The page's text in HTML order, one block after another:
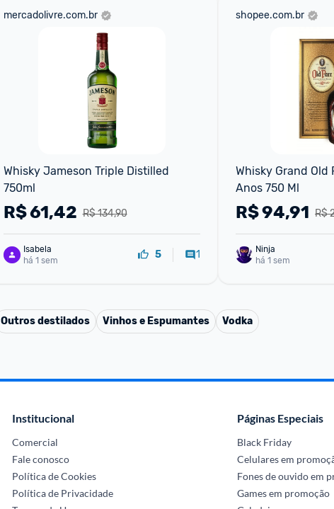
mercadolivre.com.br
Whisky Jameson Triple Distilled
750ml
R$ 134,90
R$61,42
Isabela
há 1 sem
5 1
shopee.com.br
Whisky Grand Old
Anos 750 Ml
R$
R$94,91
há 1 sem
Outros destilados Vinhos e Espumantes Vodka
Institucional
Comercial
Fale conosco
Política de Cookies
Política de Privacidade
Páginas Especiais
Black Friday
Celulares em
Fones de ouvido em
Games em promoção